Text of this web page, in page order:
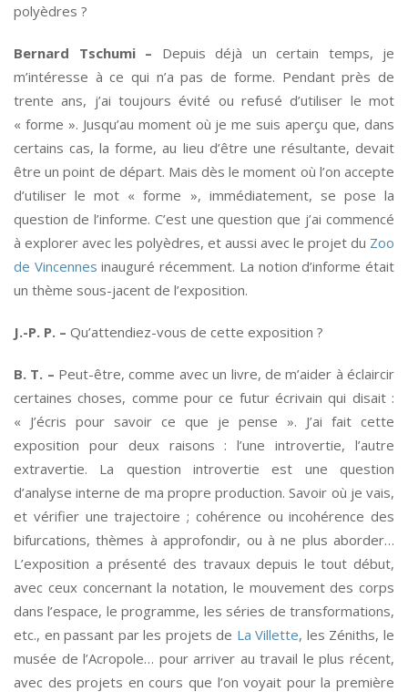
polyèdres ?
Bernard Tschumi – Depuis déjà un certain temps, je
m’intéresse à ce qui n’a pas de forme. Pendant près de
trente ans, j’ai toujours évité ou refusé d’utiliser le mot
« forme ». Jusqu’au moment où je me suis aperçu que, dans
certains cas, la forme, au lieu d’être une résultante, devait
être un point de départ. Mais dès le moment où l’on accepte
d’utiliser le mot « forme », immédiatement, se pose la
question de l’informe. C’est une question que j’ai commencé
à explorer avec les polyèdres, et aussi avec le projet du Zoo
de Vincennes inauguré récemment. La notion d’informe était
un thème sous-jacent de l’exposition.
J.-P. P. – Qu’attendiez-vous de cette exposition ?
B. T. – Peut-être, comme avec un livre, de m’aider à éclaircir
certaines choses, comme pour ce futur écrivain qui disait :
« J’écris pour savoir ce que je pense ». J’ai fait cette
exposition pour deux raisons : l’une introvertie, l’autre
extravertie. La question introvertie est une question
d’analyse interne de ma propre production. Savoir où je vais,
et vérifier une trajectoire ; cohérence ou incohérence des
bifurcations, thèmes à approfondir, ou à ne plus aborder…
L’exposition a présenté des travaux depuis le tout début,
avec ceux concernant la notation, le mouvement des corps
dans l’espace, le programme, les séries de transformations,
etc., en passant par les projets de La Villette, les Zéniths, le
musée de l’Acropole… pour arriver au travail le plus récent,
avec des projets en cours que l’on voyait pour la première